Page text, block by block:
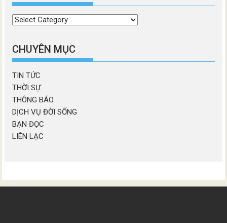
Chọn
mục
CHUYÊN MỤC
TIN TỨC
THỜI SỰ
THÔNG BÁO
DỊCH VỤ ĐỜI SỐNG
BẠN ĐỌC
LIÊN LẠC